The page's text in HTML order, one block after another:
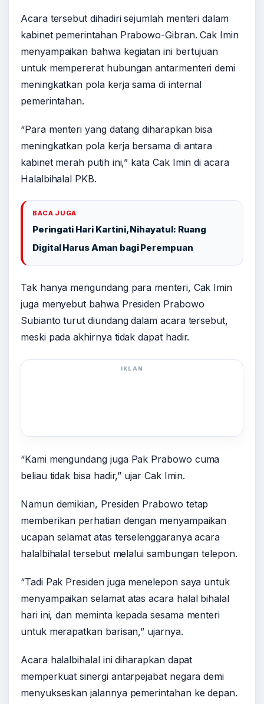
Acara tersebut dihadiri sejumlah menteri dalam
kabinet pemerintahan Prabowo-Gibran. Cak Imin
menyampaikan bahwa kegiatan ini bertujuan
untuk mempererat hubungan antarmenteri demi
meningkatkan pola kerja sama di internal
pemerintahan.
“Para menteri yang datang diharapkan bisa
meningkatkan pola kerja bersama di antara
kabinet merah putih ini,” kata Cak Imin di acara
Halalbihalal PKB.
BACA JUGA
Peringati Hari Kartini, Nihayatul: Ruang
Digital Harus Aman bagi Perempuan
Tak hanya mengundang para menteri, Cak Imin
juga menyebut bahwa Presiden Prabowo
Subianto turut diundang dalam acara tersebut,
meski pada akhirnya tidak dapat hadir.
IKLAN
“Kami mengundang juga Pak Prabowo cuma
beliau tidak bisa hadir,” ujar Cak Imin.
Namun demikian, Presiden Prabowo tetap
memberikan perhatian dengan menyampaikan
ucapan selamat atas terselenggaranya acara
halalbihalal tersebut melalui sambungan telepon.
“Tadi Pak Presiden juga menelepon saya untuk
menyampaikan selamat atas acara halal bihalal
hari ini, dan meminta kepada sesama menteri
untuk merapatkan barisan,” ujarnya.
Acara halalbihalal ini diharapkan dapat
memperkuat sinergi antarpejabat negara demi
menyukseskan jalannya pemerintahan ke depan.